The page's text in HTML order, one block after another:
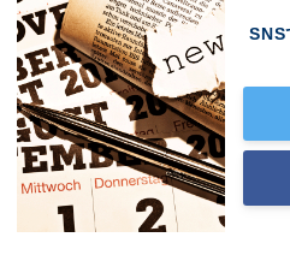
SNS